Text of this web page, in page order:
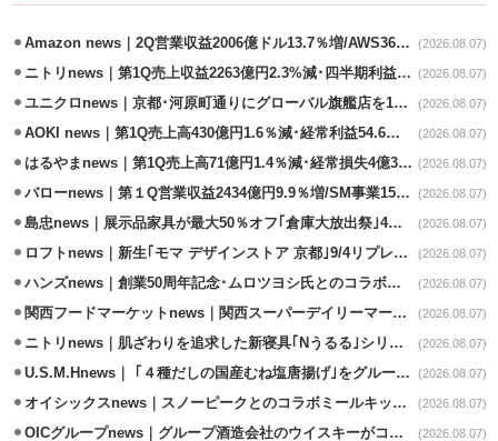
Amazon news｜2Q営業収益2006億ドル13.7％増/AWS36.8％％増が貢献 (2026.08.07)
ニトリnews｜第1Q売上収益2263億円2.3%減･四半期利益1.4％減 (2026.08.07)
ユニクロnews｜京都･河原町通りにグローバル旗艦店を11/6開設 (2026.08.07)
AOKI news｜第1Q売上高430億円1.6％減･経常利益54.6％減 (2026.08.07)
はるやまnews｜第1Q売上高71億円1.4％減･経常損失4億3800万円 (2026.08.07)
バローnews｜第１Q営業収益2434億円9.9％増/SM事業15.5％増と絶好調 (2026.08.07)
島忠news｜展示品家具が最大50％オフ｢倉庫大放出祭｣4店舗限定で開催 (2026.08.07)
ロフトnews｜新生｢モマ デザインストア 京都｣9/4リプレイスオープン (2026.08.07)
ハンズnews｜創業50周年記念･ムロツヨシ氏とのコラボ企画｢ムロハンズ｣開催 (2026.08.07)
関西フードマーケットnews｜関西スーパーデイリーマート蒲生店8/7改装 (2026.08.07)
ニトリnews｜肌ざわりを追求した新寝具｢Nうるる｣シリーズを発売 (2026.08.07)
U.S.M.Hnews｜ ｢４種だしの国産むね塩唐揚げ｣をグループ610店で共同販促 (2026.08.07)
オイシックスnews｜スノーピークとのコラボミールキット8/13発売 (2026.08.07)
OICグループnews｜グループ酒造会社のウイスキーがコンペティション受賞 (2026.08.07)